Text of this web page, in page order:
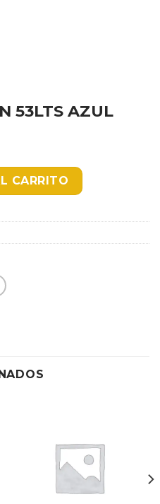
53LTS AZUL
ESTRA cantidad
CARRITO